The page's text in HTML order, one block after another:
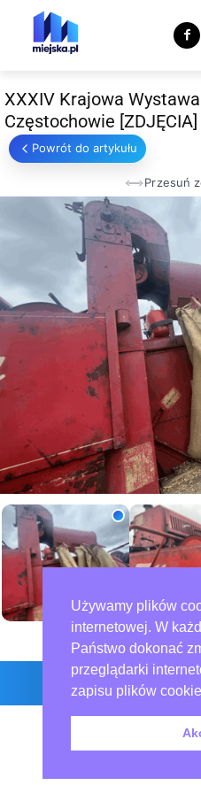
Używamy plików
internetowej. W
Państwo dokonać
przeglądarki
zapisu plików
XXXIV Krajowa
Częstochowie [ZDJĘCIA]
Powrót do artykułu
Przesuń
O nas – redakcja miejska.pl